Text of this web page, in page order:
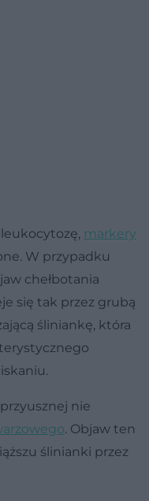
markery
W przypadku
chełbotania
się tak przez grubą
śliniankę, która
nie
. Objaw ten
ślinianki przez